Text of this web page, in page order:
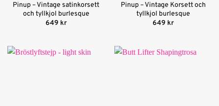
Pinup – Vintage satinkorsett
och tyllkjol burlesque
649 kr
Pinup – Vintage Korsett och
tyllkjol burlesque
649 kr